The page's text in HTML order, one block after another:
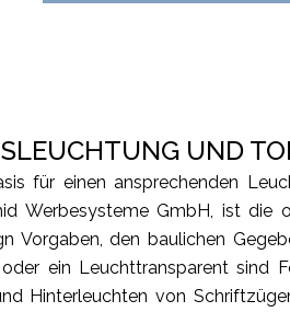
UND
für einen ansprechenden
Werbesysteme GmbH, ist die
den baulichen
ein Leuchttransparent sind
Hinterleuchten von